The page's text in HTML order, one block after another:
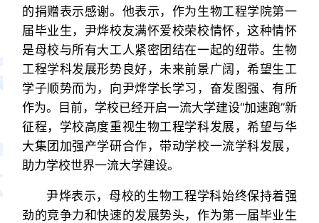
的捐赠表示感谢。他表示，作为生物工程学院第一
届毕业生，尹烨校友满怀爱校荣校情怀，这种情怀
是母校与所有大工人紧密团结在一起的纽带。生物
工程学科发展形势良好，未来前景广阔，希望生工
学子顺势而为，向尹烨学长学习，奋发图强、有所
作为。目前，学校已经开启一流大学建设“加速跑”新
征程，学校高度重视生物工程学科发展，希望与华
大集团加强产学研合作，带动学校一流学科发展，
助力学校世界一流大学建设。
尹烨表示，母校的生物工程学科始终保持着强
劲的竞争力和快速的发展势头，作为第一届毕业生